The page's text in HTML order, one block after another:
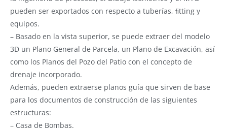
pueden ser exportados con respecto a tuberías, ﬁtting y
equipos.
– Basado en la vista superior, se puede extraer del modelo
3D un Plano General de Parcela, un Plano de Excavación, así
como los Planos del Pozo del Patio con el concepto de
drenaje incorporado.
Además, pueden extraerse planos guía que sirven de base
para los documentos de construcción de las siguientes
estructuras:
– Casa de Bombas.